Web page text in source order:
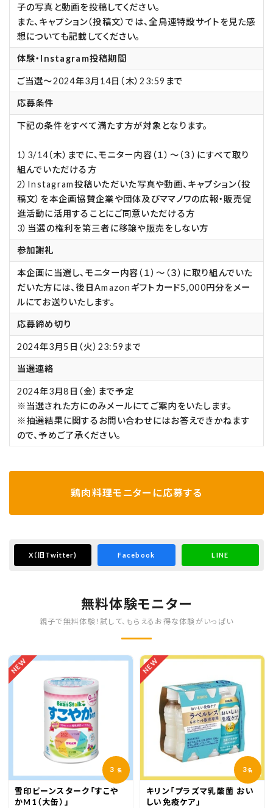
子の写真と動画を投稿してください。
また、キャプション（投稿文）では、全鳥連特設サイトを見た感
想についても記載してください。
体験・Instagram投稿期間
ご当選～2024年3月14日（木）23:59まで
応募条件
下記の条件をすべて満たす方が対象となります。
1）3/14（木）までに、モニター内容（１）～（３）にすべて取り
組んでいただける方
2）Instagram投稿いただいた写真や動画、キャプション（投
稿文）を本企画協賛企業や団体及びママノワの広報・販売促
進活動に活用することにご同意いただける方
3）当選の権利を第三者に移譲や販売をしない方
参加謝礼
本企画に当選し、モニター内容（１）～（３）に取り組んでいた
だいた方には、後日Amazonギフトカード5,000円分をメー
ルにてお送りいたします。
応募締め切り
2024年3月5日（火）23:59まで
当選連絡
2024年3月8日（金）まで予定
※当選された方にのみメールにてご案内をいたします。
※抽選結果に関するお問い合わせにはお答えできかねます
ので、予めご了承ください。
鶏肉料理モニターに応募する
X （旧Twitter) Facebook LINE
無料体験モニター
親子で無料体験！試して、もらえるお得な体験がいっぱい
NEW
3 名
雪印ビーンスターク「すこや
かM1（大缶）」
NEW
3名
キリン「プラズマ乳酸菌 おい
しい免疫ケア」